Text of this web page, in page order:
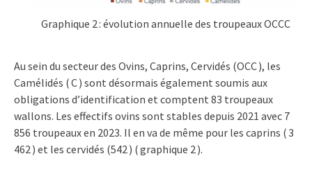
Graphique 2 : évolution annuelle des troupeaux OCCC
Au sein du secteur des Ovins, Caprins, Cervidés (OCC ), les
Camélidés ( C ) sont désormais également soumis aux
obligations d’identification et comptent 83 troupeaux
wallons. Les effectifs ovins sont stables depuis 2021 avec 7
856 troupeaux en 2023. Il en va de même pour les caprins ( 3
462 ) et les cervidés (542 ) ( graphique 2 ).